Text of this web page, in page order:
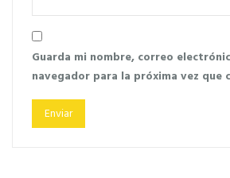
Guarda mi nombre, correo
navegador para la próxima vez que